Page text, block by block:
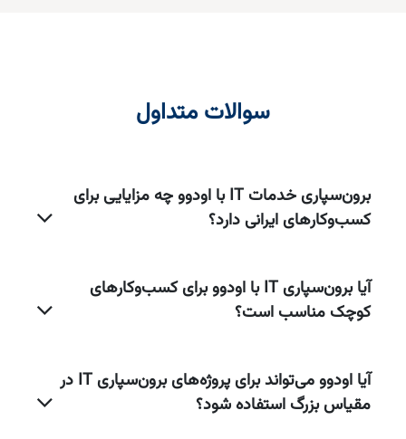
سوالات متداول
برون‌سپاری خدمات IT با اودوو چه مزایایی برای
کسب‌وکارهای ایرانی دارد؟
آیا برون‌سپاری IT با اودوو برای کسب‌وکارهای
کوچک مناسب است؟
آیا اودوو می‌تواند برای پروژه‌های برون‌سپاری IT در
مقیاس بزرگ استفاده شود؟